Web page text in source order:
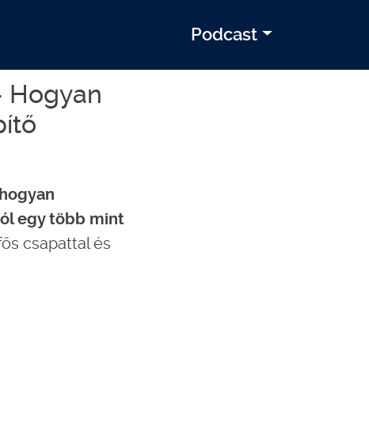
Podcast
Hogyan
hogyan
egy több mint
csapattal és